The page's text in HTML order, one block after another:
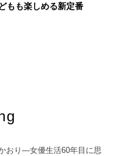
もも楽しめる新定番
おり―女優生活60年目に思